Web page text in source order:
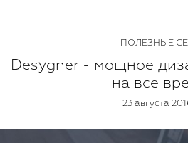
ПОЛЕЗНЫЕ
Desygner - мощное
на все
23 августа